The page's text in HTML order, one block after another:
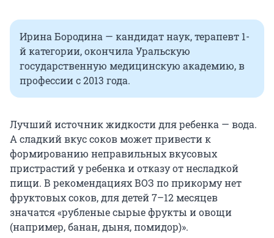
Ирина Бородина — кандидат наук, терапевт 1-
й категории, окончила Уральскую
государственную медицинскую академию, в
профессии с 2013 года.
Лучший источник жидкости для ребенка — вода.
А сладкий вкус соков может привести к
формированию неправильных вкусовых
пристрастий у ребенка и отказу от несладкой
пищи. В рекомендациях ВОЗ по прикорму нет
фруктовых соков, для детей 7–12 месяцев
значатся «рубленые сырые фрукты и овощи
(например, банан, дыня, помидор)».